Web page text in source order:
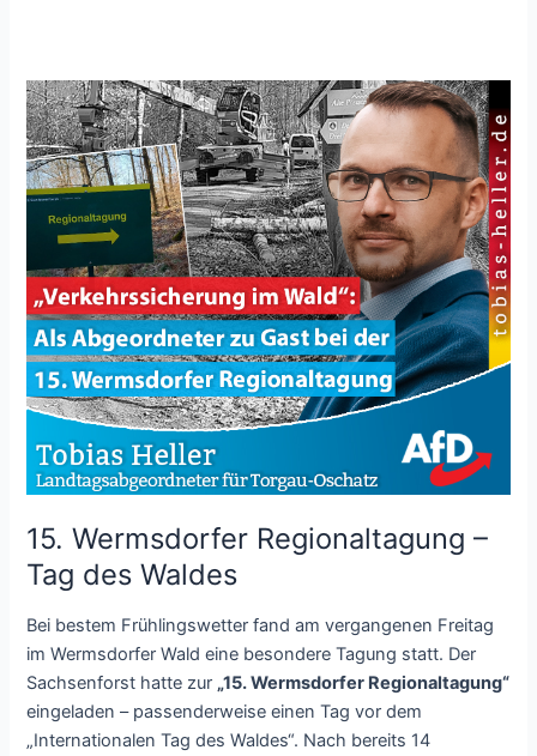
15. Wermsdorfer Regionaltagung –
Tag des Waldes
Bei bestem Frühlingswetter fand am vergangenen Freitag
im Wermsdorfer Wald eine besondere Tagung statt. Der
Sachsenforst hatte zur „15. Wermsdorfer Regionaltagung“
eingeladen – passenderweise einen Tag vor dem
„Internationalen Tag des Waldes“. Nach bereits 14